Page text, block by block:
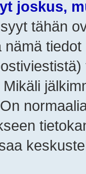
joskus,
tähän
nämä